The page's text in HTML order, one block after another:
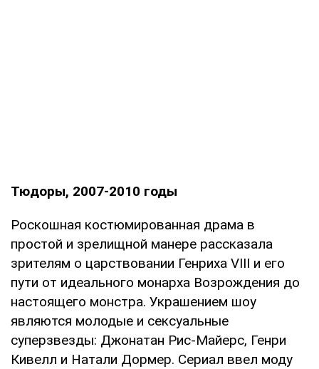
Тюдоры, 2007-2010 годы
Роскошная костюмированная драма в
простой и зрелищной манере рассказала
зрителям о царствовании Генриха VIII и его
пути от идеального монарха Возрождения до
настоящего монстра. Украшением шоу
являются молодые и сексуальные
суперзвезды: Джонатан Рис-Майерс, Генри
Кивелл и Натали Дормер. Сериал ввел моду